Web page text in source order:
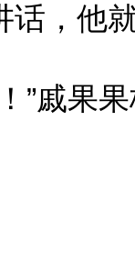
话，他
”戚果